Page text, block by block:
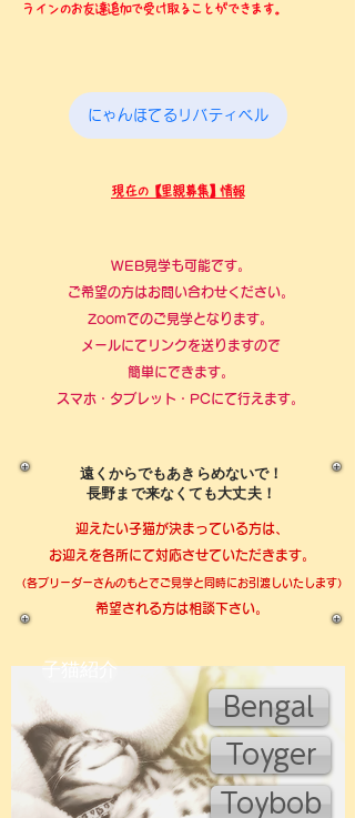
​ラインのお友達追加で受け取ることができます。
にゃんほてるリバティベル
​現在の【里親募集】情報
WEB見学も可能です。
ご希望の方はお問い合わせください。
​Zoomでのご見学となります。
メールにてリンクを送りますので
簡単にできます。
​スマホ・タブレット・PCにて行えます。
遠くからでもあきらめないで！
​長野まで来なくても大丈夫！
迎えたい子猫が決まっている方は、
お迎えを​各所にて対応させていただきます。
（各ブリーダーさんのもとでご見学と同時にお引渡しいたします）
​希望される方は相談下さい。
子猫紹介
Bengal
Toyger
Toybob